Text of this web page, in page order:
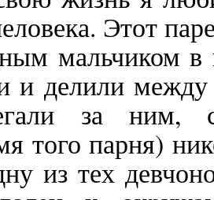
Этот
мальчиком
и делили
за ним,
того парня)
из тех